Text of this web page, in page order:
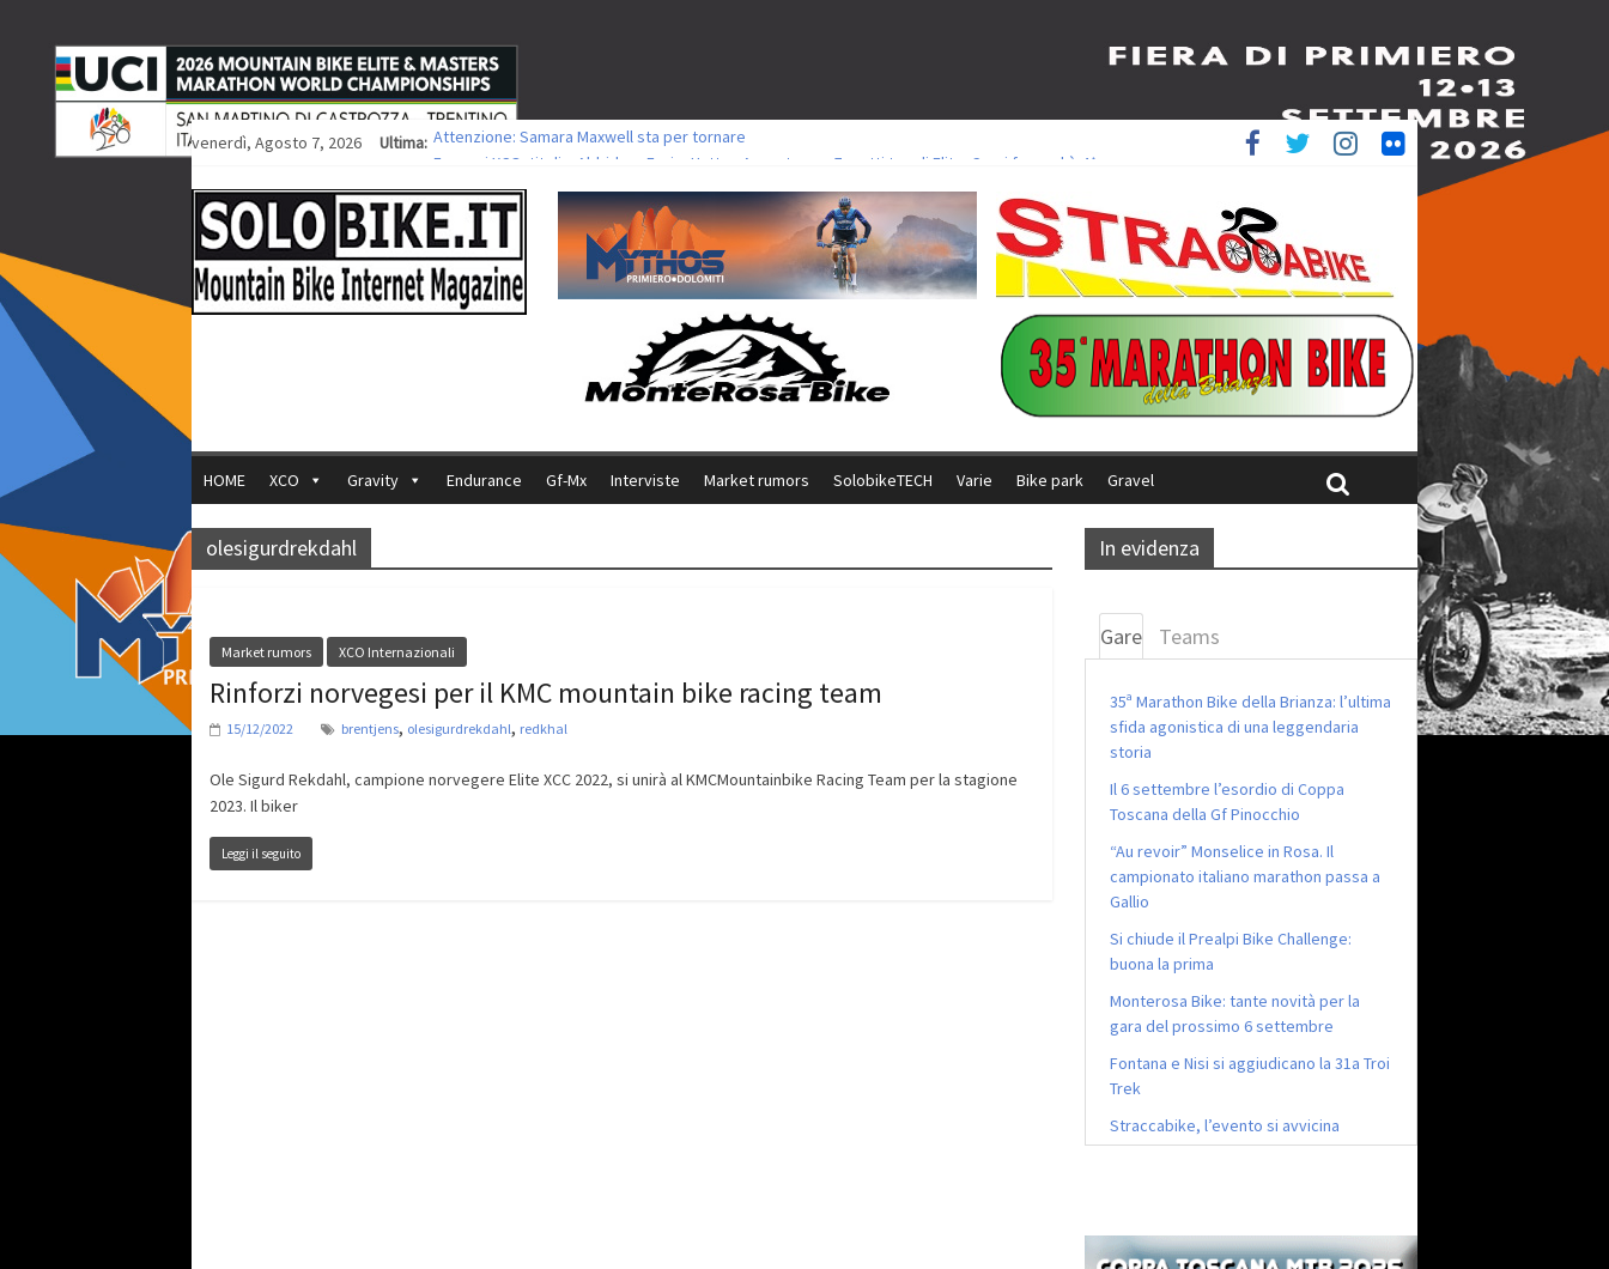
venerdì, Agosto 7, 2026 Ultima: Attenzione: Samara Maxwell sta per tornare
Europei XCO: vittorie per Ghibaudo, Grossmann e Gallis. Signorelli 5^ la migliore tra gli italiani
35ª Marathon Bike della Brianza: l’ultima sfida agonistica di una leggendaria storia
Europei MTB: il Team Relay firma il secondo argento azzurro a Monteceneri
HOME XCO Gravity Endurance Gf-Mx Interviste Market rumors SolobikeTECH Varie Bike park Gravel
olesigurdrekdahl
Market rumors XCO Internazionali
Rinforzi norvegesi per il KMC mountain bike racing team
15/12/2022 brentjens, olesigurdrekdahl, redkhal
Ole Sigurd Rekdahl, campione norvegere Elite XCC 2022, si unirà al KMCMountainbike Racing Team per la stagione
2023. Il biker
Leggi il seguito
In evidenza
Gare Teams
35ª Marathon Bike della Brianza: l’ultima
sfida agonistica di una leggendaria
storia
Il 6 settembre l’esordio di Coppa
Toscana della Gf Pinocchio
“Au revoir” Monselice in Rosa. Il
campionato italiano marathon passa a
Gallio
Si chiude il Prealpi Bike Challenge:
buona la prima
Monterosa Bike: tante novità per la
gara del prossimo 6 settembre
Fontana e Nisi si aggiudicano la 31a Troi
Trek
Straccabike, l’evento si avvicina